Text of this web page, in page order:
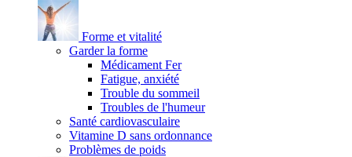
Forme et vitalité
Garder la forme
Médicament Fer
Fatigue, anxiété
Trouble du sommeil
Troubles de l'humeur
Santé cardiovasculaire
Vitamine D sans ordonnance
Problèmes de poids